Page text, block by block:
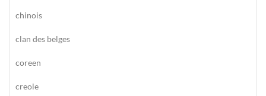
chinois
clan des belges
coreen
creole